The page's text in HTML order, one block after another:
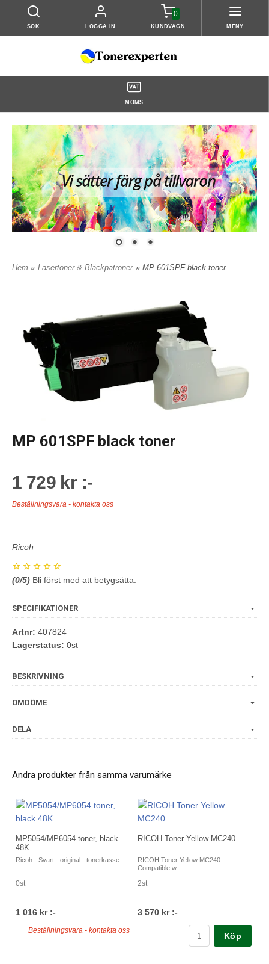
SÖK LOGGA IN
0
KUNDVAGN MENY
MOMS
Hem » Lasertoner & Bläckpatroner » MP 601SPF black toner
MP 601SPF black toner
1 729 kr :-
Beställningsvara - kontakta oss
Ricoh
(0/5) Bli först med att betygsätta.
SPECIFIKATIONER
Artnr: 407824
Lagerstatus: 0st
BESKRIVNING
OMDÖME
DELA
Andra produkter från samma varumärke
MP5054/MP6054 toner, black
48K
Ricoh - Svart - original - tonerkasse...
0st
1 016 kr :-
Beställningsvara - kontakta oss
RICOH Toner Yellow MC240
RICOH Toner Yellow MC240
Compatible w...
2st
3 570 kr :-
Köp